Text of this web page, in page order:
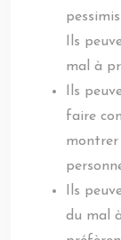
Ils
mal à
Ils
faire
montrer
Ils
du mal